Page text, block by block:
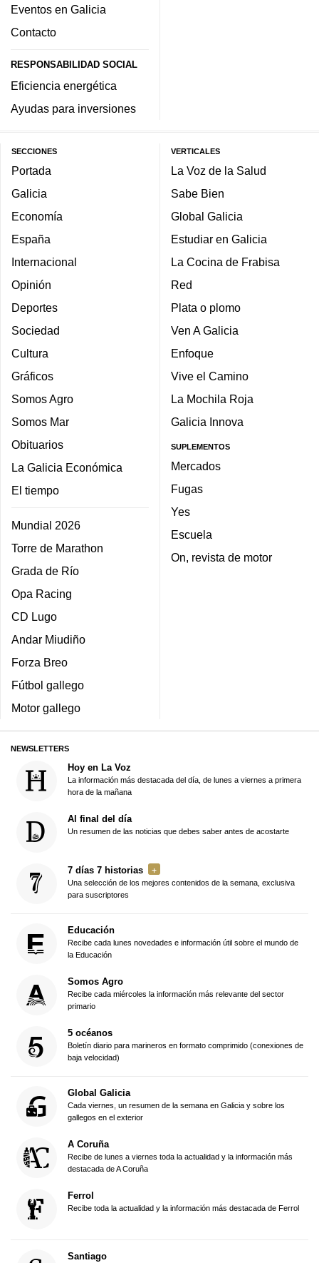
Eventos en Galicia
Contacto
RESPONSABILIDAD SOCIAL
Eficiencia energética
Ayudas para inversiones
SECCIONES
Portada
Galicia
Economía
España
Internacional
Opinión
Deportes
Sociedad
Cultura
Gráficos
Somos Agro
Somos Mar
Obituarios
La Galicia Económica
El tiempo
Mundial 2026
Torre de Marathon
Grada de Río
Opa Racing
CD Lugo
Andar Miudiño
Forza Breo
Fútbol gallego
Motor gallego
VERTICALES
La Voz de la Salud
Sabe Bien
Global Galicia
Estudiar en Galicia
La Cocina de Frabisa
Red
Plata o plomo
Ven A Galicia
Enfoque
Vive el Camino
La Mochila Roja
Galicia Innova
SUPLEMENTOS
Mercados
Fugas
Yes
Escuela
On, revista de motor
NEWSLETTERS
Hoy en La Voz
La información más destacada del día, de lunes a viernes a primera
hora de la mañana
Al final del día
Un resumen de las noticias que debes saber antes de acostarte
7 días 7 historias
Una selección de los mejores contenidos de la semana, exclusiva
para suscriptores
Educación
Recibe cada lunes novedades e información útil sobre el mundo de
la Educación
Somos Agro
Recibe cada miércoles la información más relevante del sector
primario
5 océanos
Boletín diario para marineros en formato comprimido (conexiones de
baja velocidad)
Global Galicia
Cada viernes, un resumen de la semana en Galicia y sobre los
gallegos en el exterior
A Coruña
Recibe de lunes a viernes toda la actualidad y la información más
destacada de A Coruña
Ferrol
Recibe toda la actualidad y la información más destacada de Ferrol
Santiago